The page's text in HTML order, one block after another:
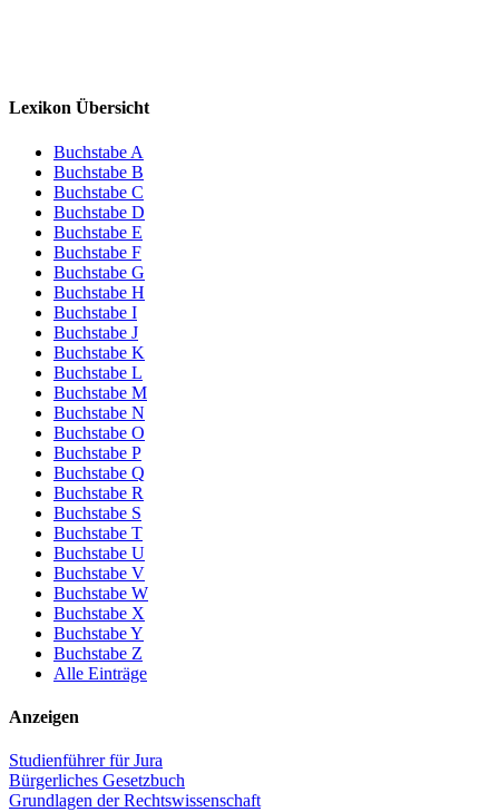
Lexikon Übersicht
Buchstabe A
Buchstabe B
Buchstabe C
Buchstabe D
Buchstabe E
Buchstabe F
Buchstabe G
Buchstabe H
Buchstabe I
Buchstabe J
Buchstabe K
Buchstabe L
Buchstabe M
Buchstabe N
Buchstabe O
Buchstabe P
Buchstabe Q
Buchstabe R
Buchstabe S
Buchstabe T
Buchstabe U
Buchstabe V
Buchstabe W
Buchstabe X
Buchstabe Y
Buchstabe Z
Alle Einträge
Anzeigen
Studienführer für Jura
Bürgerliches Gesetzbuch
Grundlagen der Rechtswissenschaft